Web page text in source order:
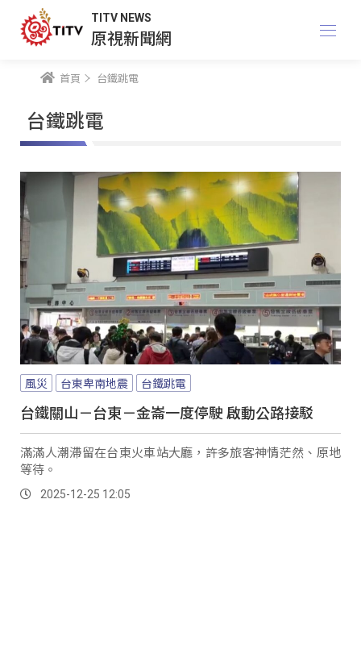
TITV NEWS
原視新聞網
首頁 台鐵跳電
台鐵跳電
風災 台東卑南地震 台鐵跳電
台鐵關山－台東－金崙一度停駛 啟動公路接駁
滿滿人潮滯留在台東火車站大廳，許多旅客神情茫然、原地
等待。
2025-12-25 12:05